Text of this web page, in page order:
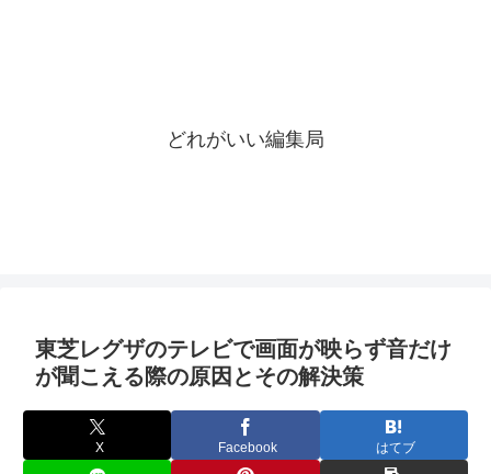
どれがいい編集局
東芝レグザのテレビで画面が映らず音だけ
が聞こえる際の原因とその解決策
X Facebook はてブ